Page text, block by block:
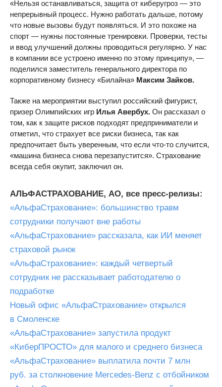
«Нельзя останавливаться, защита от киберугроз — это
непрерывный процесс. Нужно работать дальше, потому
что новые вызовы будут появляться. И это похоже на
спорт — нужны постоянные тренировки. Проверки, тесты
и ввод улучшений должны проводиться регулярно. У нас
в компании все устроено именно по этому принципу», —
поделился заместитель генерального директора по
корпоративному бизнесу «Билайна» Максим Зайков.
Также на мероприятии выступил российский фигурист,
призер Олимпийских игр Илья Авербух. Он рассказал о
том, как к защите рисков подходят предприниматели и
отметил, что страхует все риски бизнеса, так как
предпочитает быть уверенным, что если что-то случится,
«машина бизнеса снова перезапустится». Страхование
всегда себя окупит, заключил он.
АЛЬФАСТРАХОВАНИЕ, АО, все пресс-релизы:
«АльфаСтрахование»: большинство травм
сотрудники получают вне работы
«АльфаСтрахование» рассказала, как ИИ меняет
страховой рынок
«АльфаСтрахование»: каждый четвертый
сотрудник не рассказывает работодателю о
подработке
Новый офис «АльфаСтрахование» открылся
в Смоленске
«АльфаСтрахование» запустила продукт
«КиберПРОСТО» для малого и среднего бизнеса
«АльфаСтрахование» выплатила почти 7 млн
руб. за столкновение Mercedes-Benz с отбойником